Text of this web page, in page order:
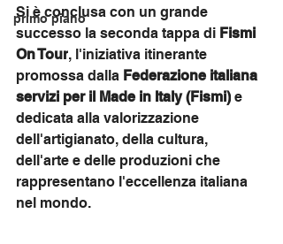
primo piano
Si è conclusa con un grande
successo la seconda tappa di Fismi
On Tour, l'iniziativa itinerante
promossa dalla Federazione italiana
servizi per il Made in Italy (Fismi) e
dedicata alla valorizzazione
dell'artigianato, della cultura,
dell'arte e delle produzioni che
rappresentano l'eccellenza italiana
nel mondo.